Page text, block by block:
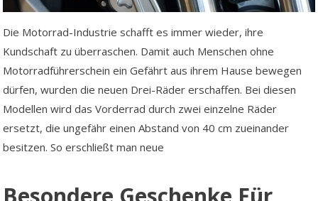
Die Motorrad-Industrie schafft es immer wieder, ihre
Kundschaft zu überraschen. Damit auch Menschen ohne
Motorradführerschein ein Gefährt aus ihrem Hause bewegen
dürfen, wurden die neuen Drei-Räder erschaffen. Bei diesen
Modellen wird das Vorderrad durch zwei einzelne Räder
ersetzt, die ungefähr einen Abstand von 40 cm zueinander
besitzen. So erschließt man neue